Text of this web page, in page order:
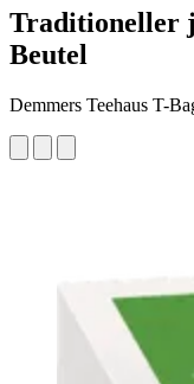
Traditioneller
Beutel
Demmers Teehaus T-